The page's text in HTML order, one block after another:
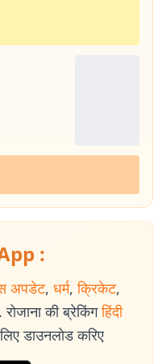
:
अपडेट, धर्म, क्रिकेट,
की ब्रेकिंग हिंदी
डाउनलोड करिए